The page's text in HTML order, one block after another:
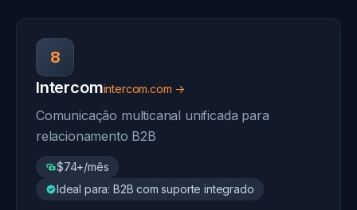
8
Intercomintercom.com →
Comunicação multicanal unificada para
relacionamento B2B
$74+/mês
Ideal para: B2B com suporte integrado